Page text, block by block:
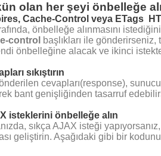
olan her şeyi önbelleğe
Cache-Control veya ETags
önbelleğe alınmasını
control
başlıkları ile gönderirseniz,
önbelleğine alacak ve ikinci
sıkıştırın
cevapları(response),
bant genişliğinden tasarruf
isteklerini önbelleğe alın
sıkça AJAX isteği
geliştirin. Aşağıdaki gibi bir